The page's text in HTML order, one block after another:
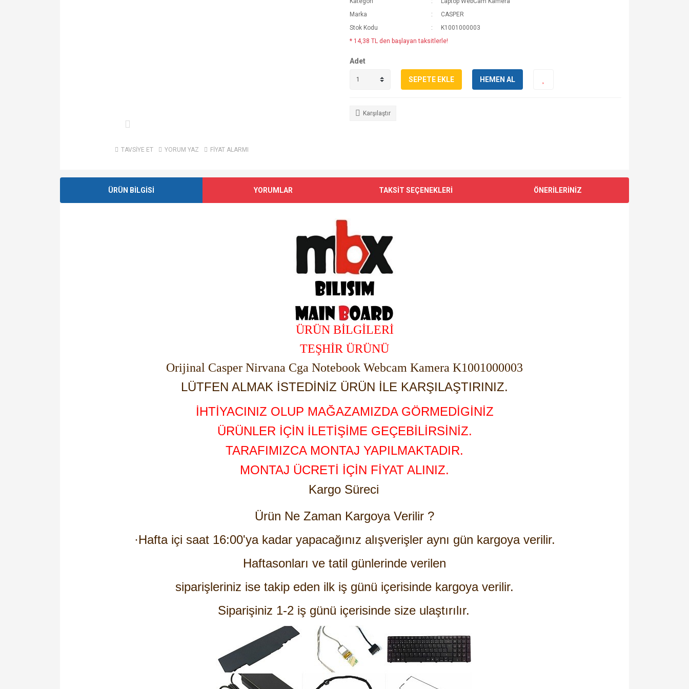
TAVSİYE ET YORUM YAZ FİYAT ALARMI
Marka
CASPER
Stok Kodu
K1001000003
* 14,38 TL den başlayan taksitlerle!
Adet
SEPETE EKLE HEMEN AL
Karşılaştır
ÜRÜN BİLGİSİ YORUMLAR TAKSİT SEÇENEKLERİ ÖNERİLERİNİZ
ÜRÜN BİLGİLERİ
TEŞHİR ÜRÜNÜ
Orijinal Casper Nirvana Cga Notebook Webcam Kamera K1001000003
LÜTFEN ALMAK İSTEDİNİZ ÜRÜN İLE KARŞILAŞTIRINIZ.
İHTİYACINIZ OLUP MAĞAZAMIZDA GÖRMEDİGİNİZ
ÜRÜNLER İÇİN İLETİŞİME GEÇEBİLİRSİNİZ.
TARAFIMIZCA MONTAJ YAPILMAKTADIR.
MONTAJ ÜCRETİ İÇİN FİYAT ALINIZ.
Kargo Süreci
Ürün Ne Zaman Kargoya Verilir ?
·Hafta içi saat 16:00'ya kadar yapacağınız alışverişler aynı gün kargoya verilir.
Haftasonları ve tatil günlerinde verilen
siparişleriniz ise takip eden ilk iş günü içerisinde kargoya verilir.
Siparişiniz 1-2 iş günü içerisinde size ulaştırılır.